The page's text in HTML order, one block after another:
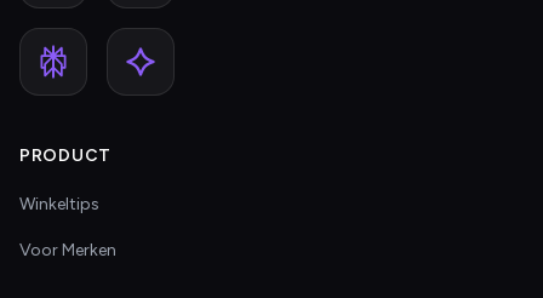
PRODUCT
Winkeltips
Voor Merken